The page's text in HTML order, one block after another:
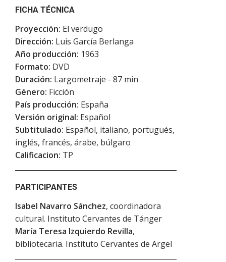
FICHA TÉCNICA
Proyección: El verdugo
Dirección: Luis García Berlanga
Año producción: 1963
Formato: DVD
Duración: Largometraje - 87 min
Género: Ficción
País producción: España
Versión original: Español
Subtitulado: Español, italiano, portugués,
inglés, francés, árabe, búlgaro
Calificacion: TP
PARTICIPANTES
Isabel Navarro Sánchez, coordinadora
cultural. Instituto Cervantes de Tánger
María Teresa Izquierdo Revilla,
bibliotecaria. Instituto Cervantes de Argel